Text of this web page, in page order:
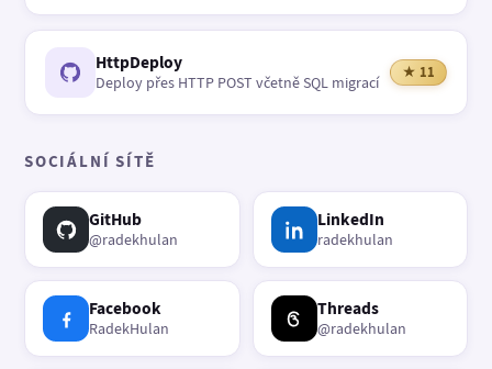
HttpDeploy
Deploy přes HTTP POST včetně SQL migrací
★ 11
SOCIÁLNÍ SÍTĚ
GitHub
@radekhulan
LinkedIn
radekhulan
Facebook
RadekHulan
Threads
@radekhulan